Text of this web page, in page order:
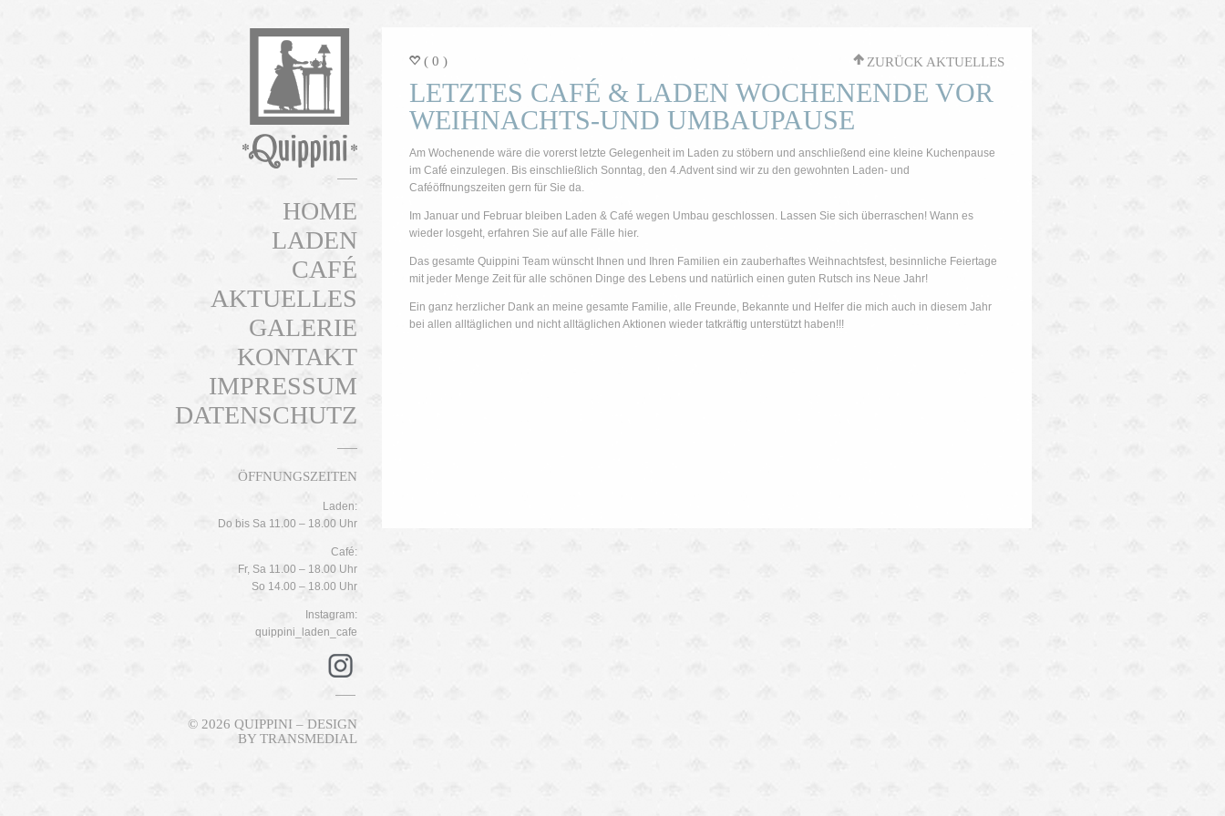
HOME
LADEN
CAFÉ
AKTUELLES
GALERIE
KONTAKT
IMPRESSUM
DATENSCHUTZ
ÖFFNUNGSZEITEN
Laden:
Do bis Sa 11.00 – 18.00 Uhr
Café:
Fr, Sa 11.00 – 18.00 Uhr
So 14.00 – 18.00 Uhr
Instagram:
quippini_laden_cafe
© 2026 QUIPPINI – DESIGN
BY TRANSMEDIAL
' ZURÜCK AKTUELLES
= ( 0 )
LETZTES CAFÉ & LADEN WOCHENENDE VOR
WEIHNACHTS-UND UMBAUPAUSE
Am Wochenende wäre die vorerst letzte Gelegenheit im Laden zu stöbern und anschließend eine kleine Kuchenpause
im Café einzulegen. Bis einschließlich Sonntag, den 4.Advent sind wir zu den gewohnten Laden- und
Caféöffnungszeiten gern für Sie da.
Im Januar und Februar bleiben Laden & Café wegen Umbau geschlossen. Lassen Sie sich überraschen! Wann es
wieder losgeht, erfahren Sie auf alle Fälle hier.
Das gesamte Quippini Team wünscht Ihnen und Ihren Familien ein zauberhaftes Weihnachtsfest, besinnliche Feiertage
mit jeder Menge Zeit für alle schönen Dinge des Lebens und natürlich einen guten Rutsch ins Neue Jahr!
Ein ganz herzlicher Dank an meine gesamte Familie, alle Freunde, Bekannte und Helfer die mich auch in diesem Jahr
bei allen alltäglichen und nicht alltäglichen Aktionen wieder tatkräftig unterstützt haben!!!